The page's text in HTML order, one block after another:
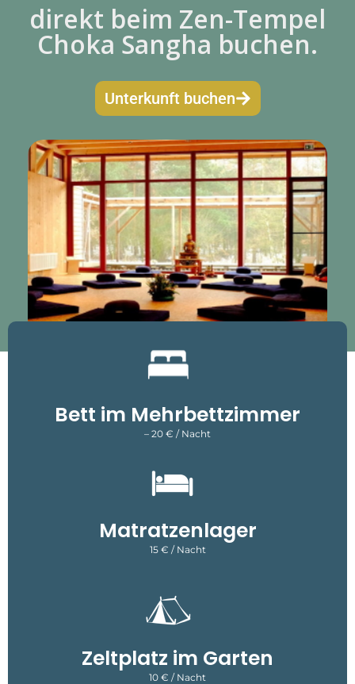
direkt beim Zen-Tempel
Choka Sangha buchen.
Unterkunft buchen
Bett im Mehrbettzimmer
– 20 € / Nacht
Matratzenlager
15 € / Nacht
Zeltplatz im Garten
10 € / Nacht